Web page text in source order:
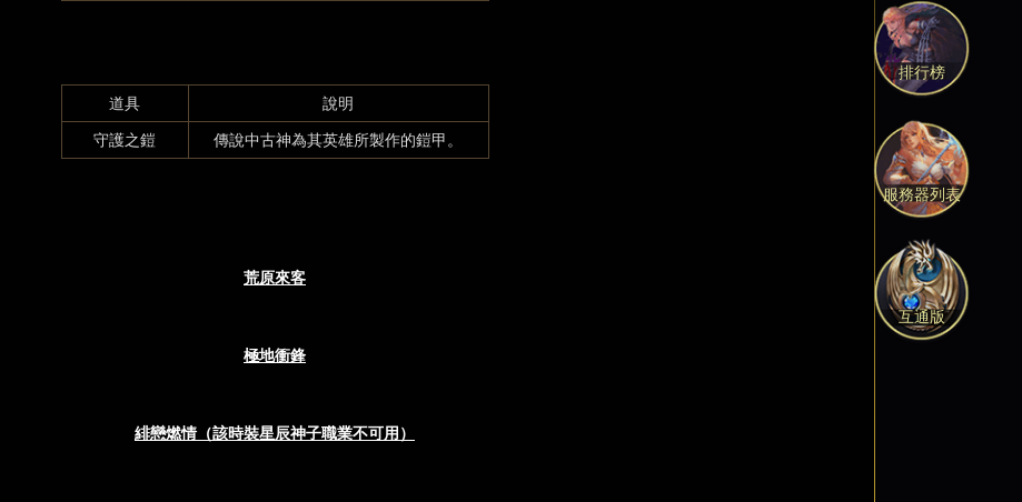
排行榜
服務器列表
互通版
道具
說明
守護之鎧
傳說中古神為其英雄所製作的鎧甲。
荒原來客
極地衝鋒
緋戀燃情（該時裝星辰神子職業不可用）